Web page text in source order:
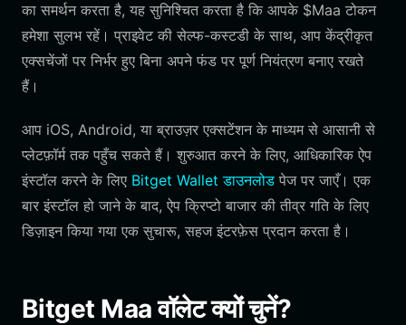
का समर्थन करता है, यह सुनिश्चित करता है कि आपके $Maa टोकन
हमेशा सुलभ रहें। प्राइवेट की सेल्फ-कस्टडी के साथ, आप केंद्रीकृत
एक्सचेंजों पर निर्भर हुए बिना अपने फंड पर पूर्ण नियंत्रण बनाए रखते
हैं।
आप iOS, Android, या ब्राउज़र एक्सटेंशन के माध्यम से आसानी से
प्लेटफ़ॉर्म तक पहुँच सकते हैं। शुरुआत करने के लिए, आधिकारिक ऐप
इंस्टॉल करने के लिए Bitget Wallet डाउनलोड पेज पर जाएँ। एक
बार इंस्टॉल हो जाने के बाद, ऐप क्रिप्टो बाजार की तीव्र गति के लिए
डिज़ाइन किया गया एक सुचारू, सहज इंटरफ़ेस प्रदान करता है।
Bitget Maa वॉलेट क्यों चुनें?